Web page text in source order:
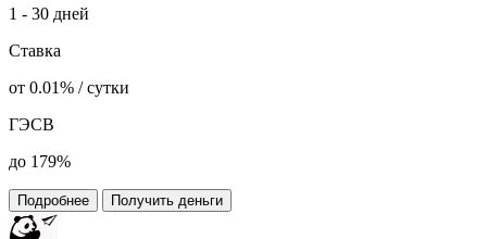
1 - 30 дней
Ставка
от 0.01% / сутки
ГЭСВ
до 179%
Подробнее Получить деньги